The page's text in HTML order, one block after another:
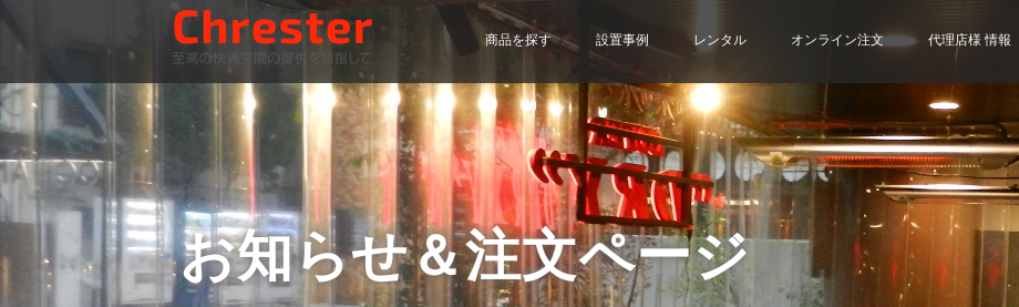
商品を探す 設置事例 レンタル オンライン注文 代理店様 情報
お知らせ＆注文ページ